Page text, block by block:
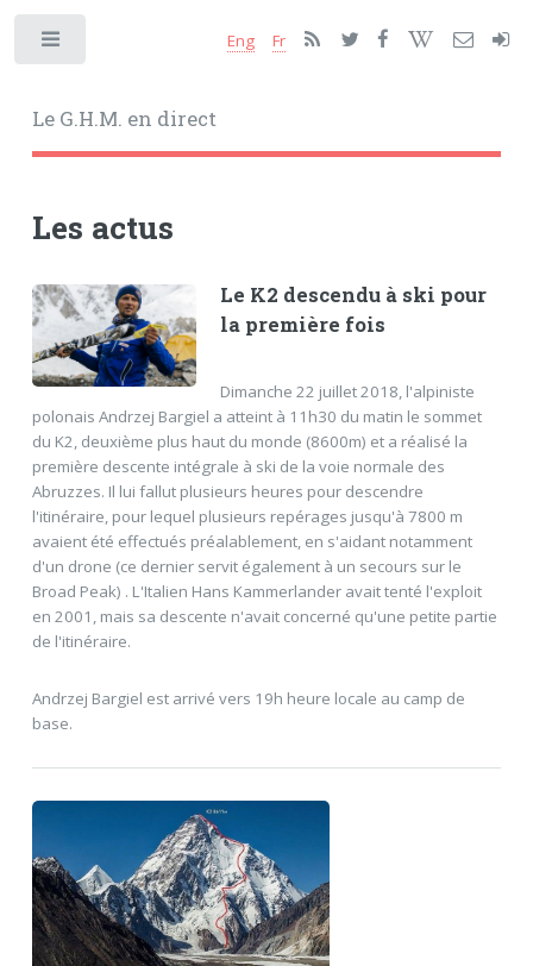
Le G.H.M. en direct
Eng Fr
Les actus
Le K2 descendu à ski pour
la première fois
Dimanche 22 juillet 2018, l'alpiniste
polonais Andrzej Bargiel a atteint à 11h30 du matin le sommet
du K2, deuxième plus haut du monde (8600m) et a réalisé la
première descente intégrale à ski de la voie normale des
Abruzzes. Il lui fallut plusieurs heures pour descendre
l'itinéraire, pour lequel plusieurs repérages jusqu'à 7800 m
avaient été effectués préalablement, en s'aidant notamment
d'un drone (ce dernier servit également à un secours sur le
Broad Peak) . L'Italien Hans Kammerlander avait tenté l'exploit
en 2001, mais sa descente n'avait concerné qu'une petite partie
de l'itinéraire.
Andrzej Bargiel est arrivé vers 19h heure locale au camp de
base.